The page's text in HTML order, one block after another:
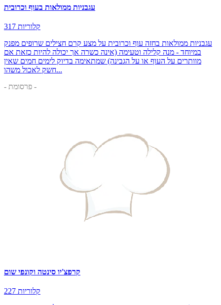
עגבניות ממולאות בעוף וכרובית
317 קלוריות
עגבניות ממולאות בחזה עוף וכרובית על מצע קרם חצילים שרופים מפנק
במיוחד - מנה קלילה וטעימה (אינה כשרה אך יכולה להיות כזאת אם
מוותרים על העוף או על הגבינה) שמתאימה בדיוק לימים חמים שאין
חשק לאכול משהו...
- פרסומת -
קרפצ'יו סינטה וקונפי שום
227 קלוריות